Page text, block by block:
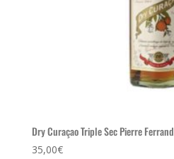
Dry Curaçao Triple Sec Pierre Ferrand
35,00€